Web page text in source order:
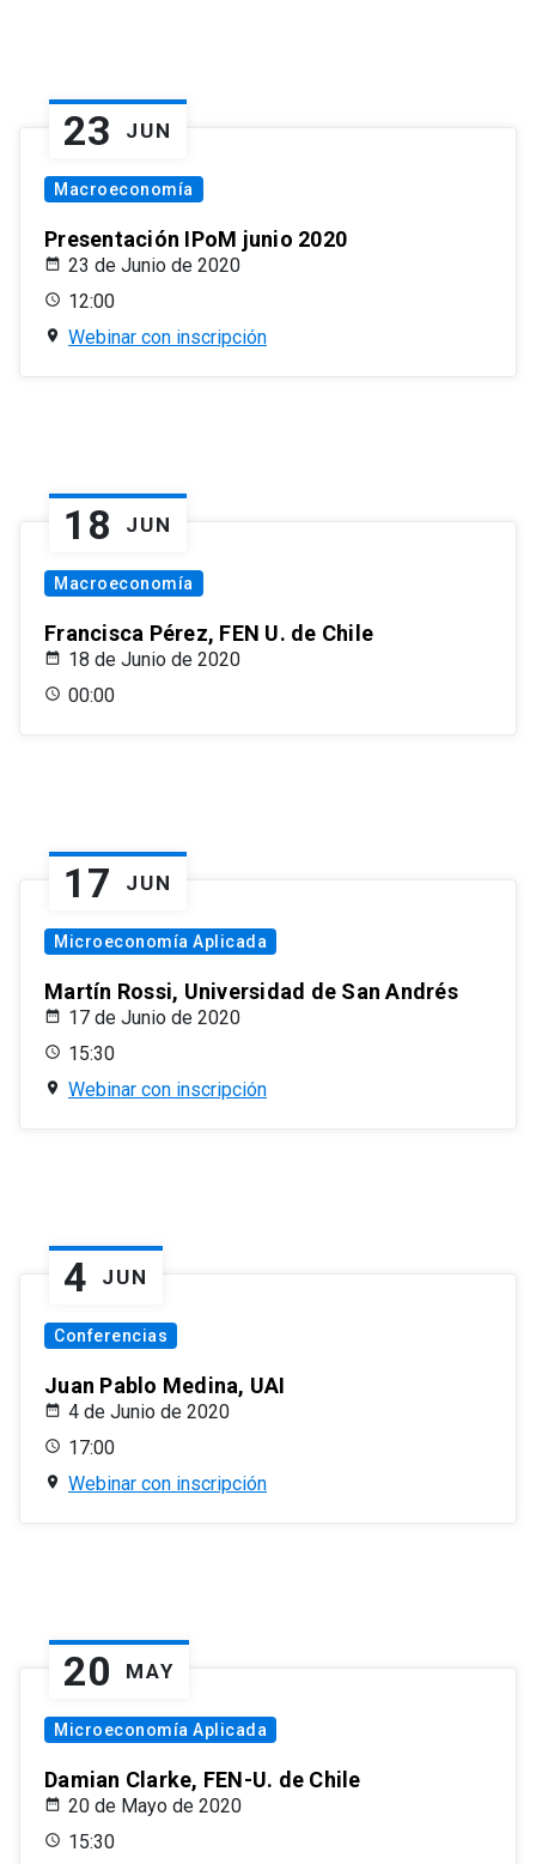
23 JUN
Macroeconomía
Presentación IPoM junio 2020
23 de Junio de 2020
12:00
Webinar con inscripción
18 JUN
Macroeconomía
Francisca Pérez, FEN U. de Chile
18 de Junio de 2020
00:00
17 JUN
Microeconomía Aplicada
Martín Rossi, Universidad de San Andrés
17 de Junio de 2020
15:30
Webinar con inscripción
4 JUN
Conferencias
Juan Pablo Medina, UAI
4 de Junio de 2020
17:00
Webinar con inscripción
20 MAY
Microeconomía Aplicada
Damian Clarke, FEN-U. de Chile
20 de Mayo de 2020
15:30